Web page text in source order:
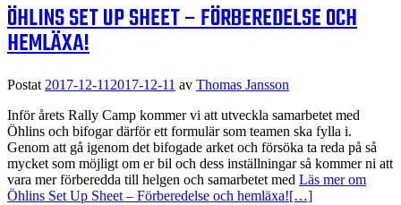
ÖHLINS SET UP SHEET – FÖRBEREDELSE OCH
HEMLÄXA!
Postat 2017-12-11 2017-12-11 av Thomas Jansson
Inför årets Rally Camp kommer vi att utveckla samarbetet med
Öhlins och bifogar därför ett formulär som teamen ska fylla i.
Genom att gå igenom det bifogade arket och försöka ta reda på så
mycket som möjligt om er bil och dess inställningar så kommer ni att
vara mer förberedda till helgen och samarbetet med Läs mer om
Öhlins Set Up Sheet – Förberedelse och hemläxa![…]